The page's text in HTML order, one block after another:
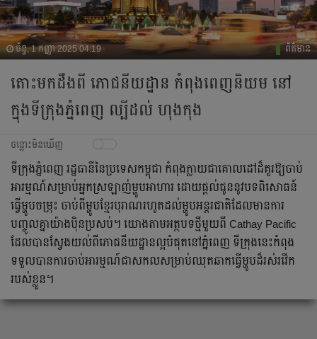
ច័ន្ទ, 1 កញ្ញា 2025 04:19 ព័ត៌មាន
តោះមកដឹងពី ភោជនីយដ្ឋាន កំពុងពេញនិយម នៅ
ក្នុងទីក្រុងភ្នំពេញ ល្បីដល់ ហុងកុង
ចន្លោះមិនឃើញ
ទីក្រុងភ្នំពេញ រដ្ឋធានីនៃប្រទេសកម្ពុជា កំពុងក្លាយជាគោលដៅដ៏គួរឱ្យចាប់
អារម្មណ៍សម្រាប់អ្នកស្រឡាញ់ម្ហូបអាហារ ដោយផ្តល់ជូននូវបទពិសោធន៍
ធ្វើម្ហូបចម្រុះ ចាប់ពីម្ហូបខ្មែរបុរាណរហូតដល់ម្ហូបអន្តរជាតិដែលមានការ
បញ្ចូលគ្នាយ៉ាងប៉ិនប្រសប់។ យោងតាមអត្ថបទថ្មីមួយពី Cathay Pacific
ដែលបានស្វែងយល់ពីភោជនីយដ្ឋានល្អបំផុតនៅភ្នំពេញ ទីក្រុងនេះកំពុង
ទទួលបានការចាប់អារម្មណ៍ជាសកលសម្រាប់ឈុតឆាកធ្វើម្ហូបដ៏រស់រវើក
របស់ខ្លួន។